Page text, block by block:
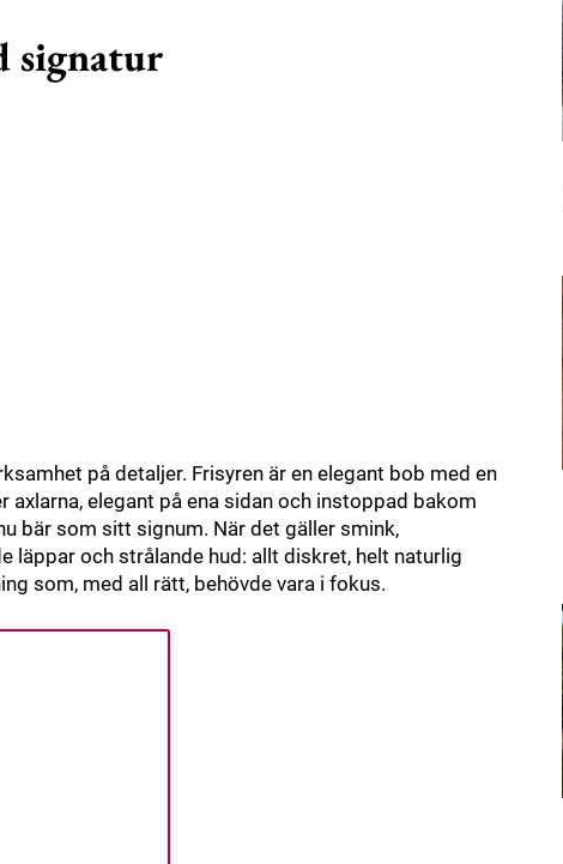
signatur
på detaljer. Frisyren är en elegant bob med en
elegant på ena sidan och instoppad bakom
bär som sitt signum. När det gäller smink,
läppar och strålande hud: allt diskret, helt naturlig
som, med all rätt, behövde vara i fokus.